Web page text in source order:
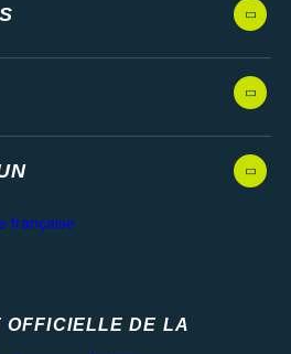
OFFICIELLE DE LA